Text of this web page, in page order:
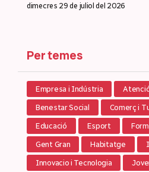
dimecres 29 de juliol del 2026
Per temes
Empresa i Indústria
Benestar Social Comerç i
Educació Esport
Gent Gran Habitatge
Innovacio i Tecnologia